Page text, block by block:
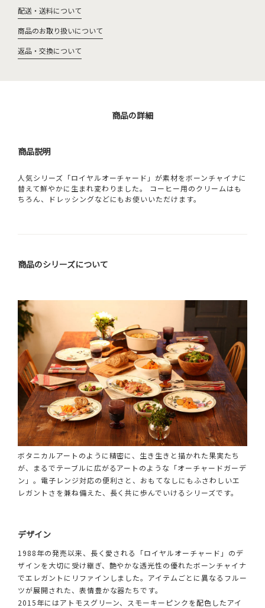
配送・送料について
商品のお取り扱いについて
返品・交換について
商品の詳細
商品説明
人気シリーズ「ロイヤルオーチャード」が素材をボーンチャイナに
替えて鮮やかに生まれ変わりました。 コーヒー用のクリームはも
ちろん、ドレッシングなどにもお使いいただけます。
商品のシリーズについて
ボタニカルアートのように精密に、生き生きと描かれた果実たち
が、まるでテーブルに広がるアートのような「オーチャードガーデ
ン」。電子レンジ対応の便利さと、おもてなしにもふさわしいエ
レガントさを兼ね備えた、長く共に歩んでいけるシリーズです。
デザイン
1988年の発売以来、長く愛される「ロイヤルオーチャード」のデ
ザインを大切に受け継ぎ、艶やかな透光性の優れたボーンチャイナ
でエレガントにリファインしました。アイテムごとに異なるフルー
ツが展開された、表情豊かな器たちです。
2015年にはアトモスグリーン、スモーキーピンクを配色したアイ